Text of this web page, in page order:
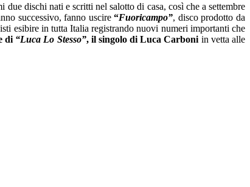
dischi nati e scritti nel salotto di casa, così che a settembre
successivo, fanno uscire“Fuoricampo”, disco prodotto da
esibire in tutta Italia registrando nuovi numeri importanti che
di “Luca Lo Stesso”, il singolo di Luca Carboni in vetta alle